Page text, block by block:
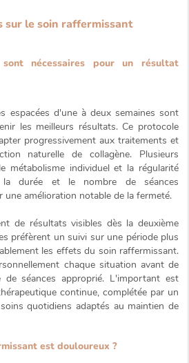
sur le soin raffermissant
nécessaires pour un résultat
espacées d'une à deux semaines sont
les meilleurs résultats. Ce protocole
progressivement aux traitements et
naturelle de collagène. Plusieurs
métabolisme individuel et la régularité
la durée et le nombre de séances
une amélioration notable de la fermeté.
de résultats visibles dès la deuxième
préfèrent un suivi sur une période plus
les effets du soin raffermissant.
chaque situation avant de
de séances approprié. L'important est
continue, complétée par un
quotidiens adaptés au maintien de
est douloureux ?